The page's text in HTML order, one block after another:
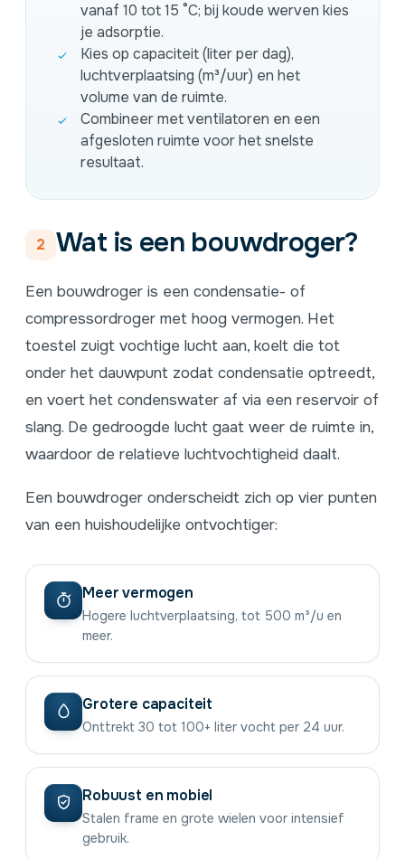
vanaf 10 tot 15 °C; bij koude werven kies
je adsorptie.
Kies op capaciteit (liter per dag),
luchtverplaatsing (m³/uur) en het
volume van de ruimte.
Combineer met ventilatoren en een
afgesloten ruimte voor het snelste
resultaat.
2 Wat is een bouwdroger?
Een bouwdroger is een condensatie- of
compressordroger met hoog vermogen. Het
toestel zuigt vochtige lucht aan, koelt die tot
onder het dauwpunt zodat condensatie optreedt,
en voert het condenswater af via een reservoir of
slang. De gedroogde lucht gaat weer de ruimte in,
waardoor de relatieve luchtvochtigheid daalt.
Een bouwdroger onderscheidt zich op vier punten
van een huishoudelijke ontvochtiger:
Meer vermogen
Hogere luchtverplaatsing, tot 500 m³/u en
meer.
Grotere capaciteit
Onttrekt 30 tot 100+ liter vocht per 24 uur.
Robuust en mobiel
Stalen frame en grote wielen voor intensief
gebruik.